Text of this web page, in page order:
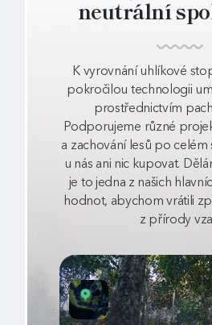
neutrální
K vyrovnání uhlíkové
pokročilou technologii
prostřednictvím
Podporujeme různé
a zachování lesů po celém
u nás ani nic kupovat.
je to jedna z našich
hodnot, abychom vrátili
z přírody